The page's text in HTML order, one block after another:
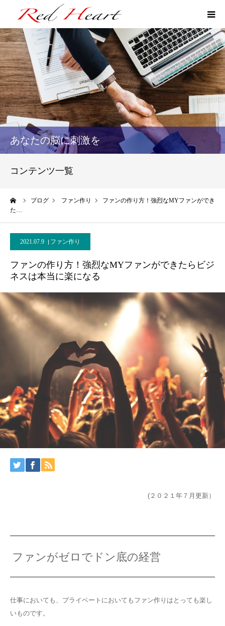
あなたの脳に刺激を
コンテンツ一覧
ブログ ファン作り
ファンの作り方！強烈なMYファンができ
た…
2021.07.9 ファン作り
ファンの作り方！強烈なMYファンができたらビジ
ネスは本当に楽になる
(２０２１年７月更新）
ファンがゼロでドン底の経営
仕事においても、プライベートにおいてもファン作りはとっても楽し
いものです。
ファン作りマネジメント
ファン作りLINE講座
逆あみだくじ研修
プロフィール